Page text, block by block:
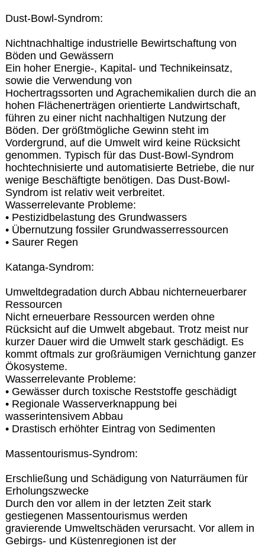
Dust-Bowl-Syndrom:
Nichtnachhaltige industrielle Bewirtschaftung von
Böden und Gewässern
Ein hoher Energie-, Kapital- und Technikeinsatz,
sowie die Verwendung von
Hochertragssorten und Agrachemikalien durch die an
hohen Flächenerträgen orientierte Landwirtschaft,
führen zu einer nicht nachhaltigen Nutzung der
Böden. Der größtmögliche Gewinn steht im
Vordergrund, auf die Umwelt wird keine Rücksicht
genommen. Typisch für das Dust-Bowl-Syndrom
hochtechnisierte und automatisierte Betriebe, die nur
wenige Beschäftigte benötigen. Das Dust-Bowl-
Syndrom ist relativ weit verbreitet.
Wasserrelevante Probleme:
• Pestizidbelastung des Grundwassers
• Übernutzung fossiler Grundwasserressourcen
• Saurer Regen
Katanga-Syndrom:
Umweltdegradation durch Abbau nichterneuerbarer
Ressourcen
Nicht erneuerbare Ressourcen werden ohne
Rücksicht auf die Umwelt abgebaut. Trotz meist nur
kurzer Dauer wird die Umwelt stark geschädigt. Es
kommt oftmals zur großräumigen Vernichtung ganzer
Ökosysteme.
Wasserrelevante Probleme:
• Gewässer durch toxische Reststoffe geschädigt
• Regionale Wasserverknappung bei
wasserintensivem Abbau
• Drastisch erhöhter Eintrag von Sedimenten
Massentourismus-Syndrom:
Erschließung und Schädigung von Naturräumen für
Erholungszwecke
Durch den vor allem in der letzten Zeit stark
gestiegenen Massentourismus werden
gravierende Umweltschäden verursacht. Vor allem in
Gebirgs- und Küstenregionen ist der